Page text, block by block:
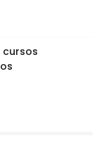
cursos